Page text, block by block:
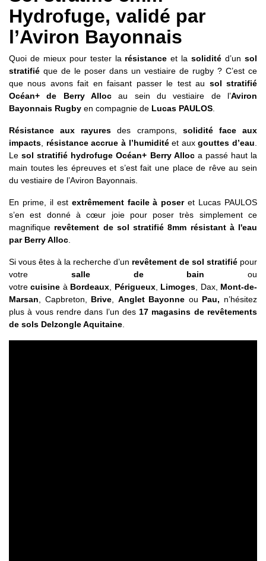
Hydrofuge, validé par
l’Aviron Bayonnais
Quoi de mieux pour tester la résistance et lasolidité d’unsol
stratifié que de le poser dans un vestiaire de rugby ? C’est ce
que nous avons fait en faisant passer le test au sol stratifié
Océan+ de Berry Alloc au sein du vestiaire de l’Aviron
Bayonnais Rugby en compagnie de Lucas PAULOS
Résistance aux rayures des crampons, solidité face aux
impacts
résistance accrue à l’humiditéet auxgouttes d’eau
Lesol stratifié hydrofuge Océan+ Berry Alloca passé haut la
main toutes les épreuves et s’est fait une place de rêve au sein
du vestiaire de l’Aviron Bayonnais.
En prime, il est extrêmement facile à poseret Lucas PAULOS
s’en est donné à cœur joie pour poser très simplement ce
magnifique revêtement de sol stratifié 8mm résistant à l'eau
par Berry Alloc
Si vous êtes à la recherche d’un revêtement de sol stratifié pour
votre salle de bain ou
votrecuisine à Bordeaux Périgueux, Limoges , Dax, Mont-de-
Marsan , Capbreton, Brive Anglet Bayonne ou Pau, n’hésitez
plus à vous rendre dans l’un des 17 magasins de revêtements
de sols Delzongle Aquitaine